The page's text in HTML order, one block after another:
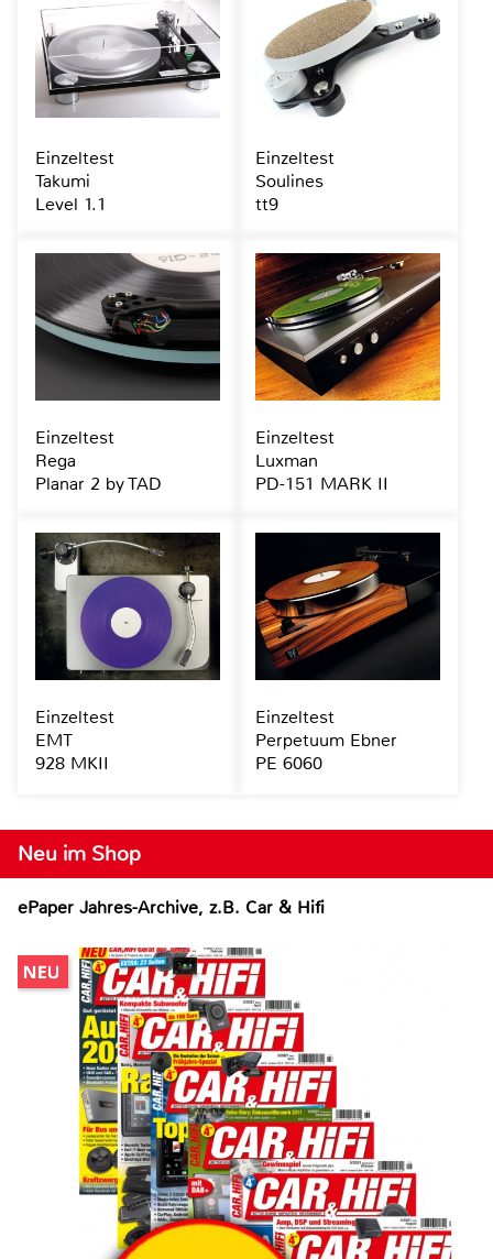
Neu im Shop
ePaper Jahres-Archive, z.B. Car & Hifi
Einzeltest
Takumi
Level 1.1
Einzeltest
Soulines
tt9
Einzeltest
Rega
Planar 2 by TAD
Einzeltest
Luxman
PD-151 MARK II
Einzeltest
EMT
928 MKII
Einzeltest
Perpetuum Ebner
PE 6060